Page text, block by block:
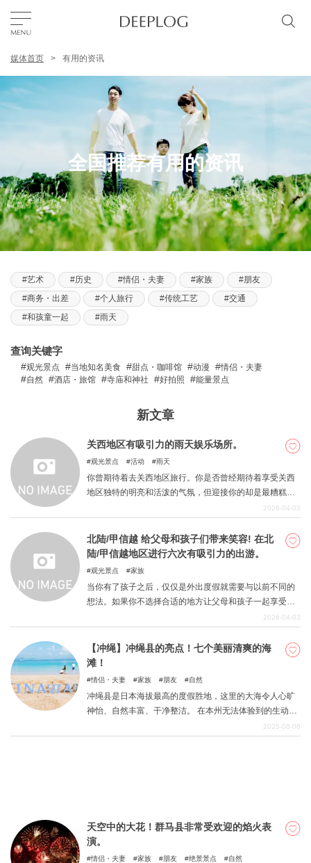
TOP
特色主题
简体中文
关於DEEPLOG
隐私政策
招募旅游作家
媒体首页 有用的资讯
全国推荐有用的资讯
艺术 历史 情侣・夫妻 家族
朋友
商务・出差
个人旅行 传统工艺
交通
和孩童一起
雨天
查询关键字
观光景点 当地知名美食 甜点・咖啡馆 动漫
情侣・夫妻
自然
酒店・旅馆 寺庙和神社 好拍照 能量景点
新文章
关西地区有吸引力的雨天娱乐场所。
观光景点 活动 雨天
你曾期待着去关西地区旅行。你是否曾经期待着享受关西
地区独特的明亮和活泼的气氛，但迎接你的却是最糟糕的
情况--下雨？如果你不能完全享受你心目中的目的地，或者
以下是一些你会庆幸下雨的地方。
2026-04-03
北陆/甲信越 给父母和孩子们带来笑容! 在北
陆/甲信越地区进行六次有吸引力的出游。
观光景点 家族
当你有了孩子之后，仅仅是外出度假就需要与以前不同的
想法。如果你不选择合适的地方让父母和孩子一起享受，
最终可能只有父母玩得开心，而孩子却有些厌烦。另一方
束。为了防止这种情况发生，我们选择了六个可以让父母
和孩子一起玩耍的地方。
2026-04-03
【冲绳】冲绳县的亮点！七个美丽清爽的海
滩！
情侣・夫妻 家族 朋友 自然
冲绳县是日本海拔最高的度假胜地，这里的大海令人心旷
神怡、自然丰富、干净整洁。 在本州无法体验到的生动景
色吸引着众多游客。本文以冲绳县的「海」为中心，提出
2025-08-06
天空中的大花！群马县非常受欢迎的焰火表
演。
情侣・夫妻 家族 朋友 绝景景点 自然